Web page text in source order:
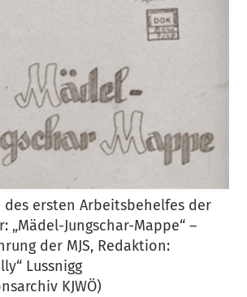
des ersten Arbeitsbehelfes der
„Mädel-Jungschar-Mappe“ –
der MJS, Redaktion:
Lussnigg
KJWÖ)